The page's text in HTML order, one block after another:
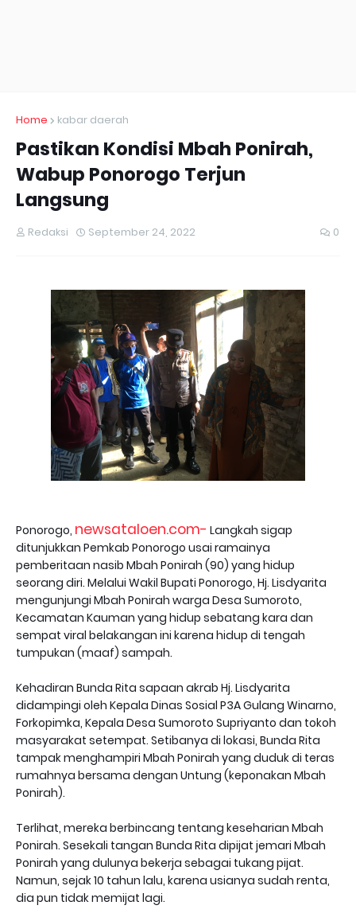
Home kabar daerah
Pastikan Kondisi Mbah Ponirah,
Wabup Ponorogo Terjun
Langsung
Redaksi September 24, 2022 0
Ponorogo, newsataloen.com- Langkah sigap
ditunjukkan Pemkab Ponorogo usai ramainya
pemberitaan nasib Mbah Ponirah (90) yang hidup
seorang diri. Melalui Wakil Bupati Ponorogo, Hj. Lisdyarita
mengunjungi Mbah Ponirah warga Desa Sumoroto,
Kecamatan Kauman yang hidup sebatang kara dan
sempat viral belakangan ini karena hidup di tengah
tumpukan (maaf) sampah.
Kehadiran Bunda Rita sapaan akrab Hj. Lisdyarita
didampingi oleh Kepala Dinas Sosial P3A Gulang Winarno,
Forkopimka, Kepala Desa Sumoroto Supriyanto dan tokoh
masyarakat setempat. Setibanya di lokasi, Bunda Rita
tampak menghampiri Mbah Ponirah yang duduk di teras
rumahnya bersama dengan Untung (keponakan Mbah
Ponirah).
Terlihat, mereka berbincang tentang keseharian Mbah
Ponirah. Sesekali tangan Bunda Rita dipijat jemari Mbah
Ponirah yang dulunya bekerja sebagai tukang pijat.
Namun, sejak 10 tahun lalu, karena usianya sudah renta,
dia pun tidak memijat lagi.